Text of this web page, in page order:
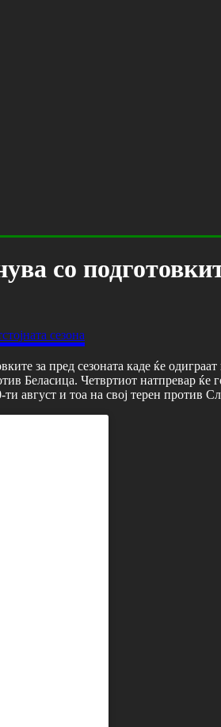
со
за пред сезоната каде ќе
Беласица. Четвртиот натпревар
август и тоа на свој терен против